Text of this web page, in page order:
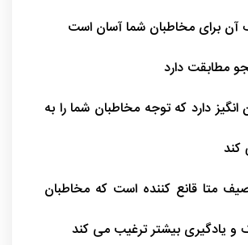
آن برای مخاطبان شما آسان است
مطابقت دارد
دارد که توجه مخاطبان شما را به
متا قانع کننده است که مخاطبان
و یادگیری بیشتر ترغیب می کند